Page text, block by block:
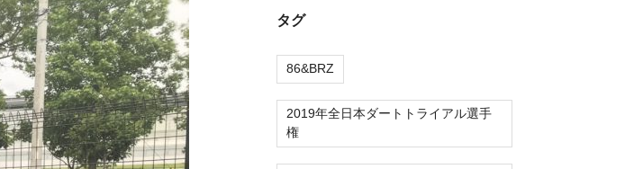
タグ
86&BRZ
2019年全日本ダートトライアル選手
権